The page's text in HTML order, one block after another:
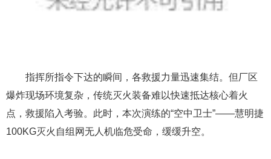
指挥所指令下达的瞬间，各救援力量迅速集结。但厂区
爆炸现场环境复杂，传统灭火装备难以快速抵达核心着火
点，救援陷入考验。此时，本次演练的“空中卫士”——慧明捷
100KG灭火自组网无人机临危受命，缓缓升空。